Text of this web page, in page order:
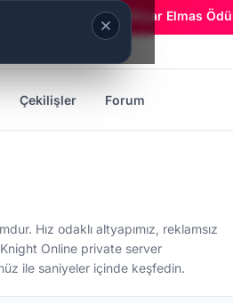
Era Online - 2 Milyar Elmas
Çekilişler Forum
Hız odaklı altyapımız, reklamsız
Online private server
ile saniyeler içinde keşfedin.